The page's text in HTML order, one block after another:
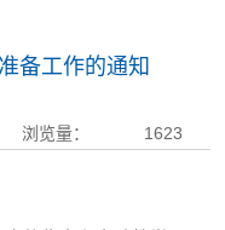
备工作的通知
浏览量： 1623